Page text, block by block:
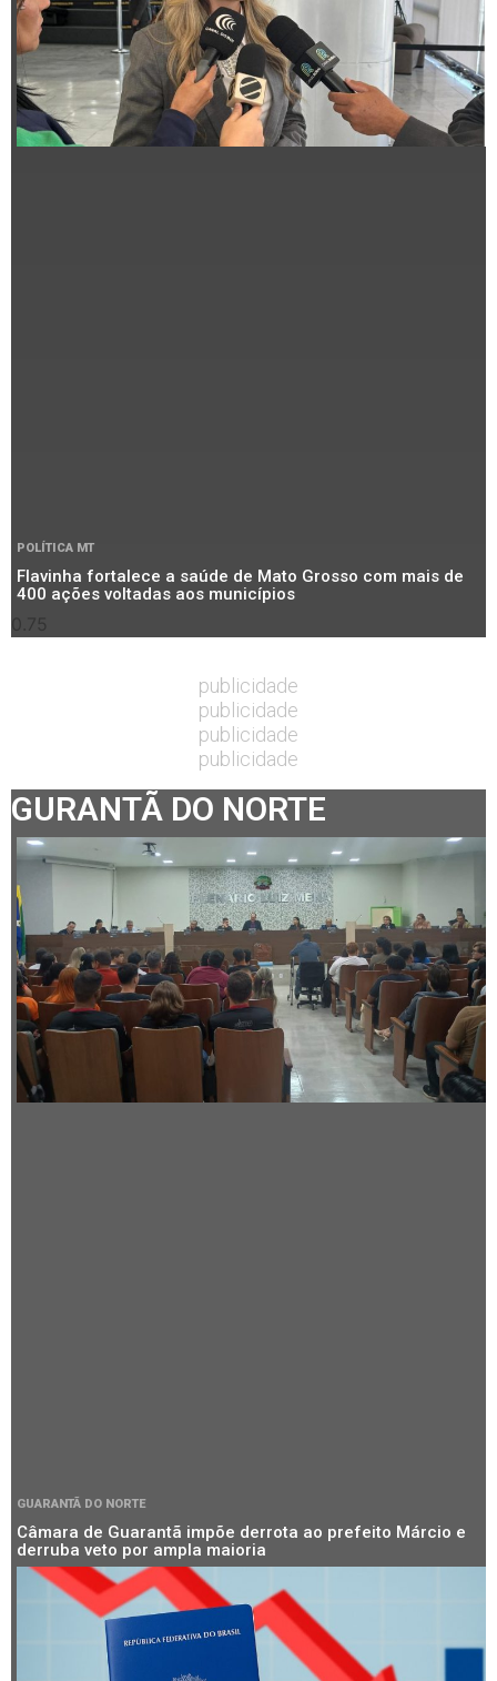
POLÍTICA MT
Flavinha fortalece a saúde de Mato Grosso com mais de
400 ações voltadas aos municípios
publicidade
publicidade
publicidade
publicidade
GURANTÃ DO NORTE
GUARANTÃ DO NORTE
Câmara de Guarantã impõe derrota ao prefeito Márcio e
derruba veto por ampla maioria